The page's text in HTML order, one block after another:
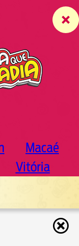
Macaé
Vitória